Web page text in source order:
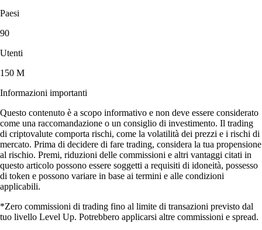
Paesi
90
Utenti
150 M
Informazioni importanti
Questo contenuto è a scopo informativo e non deve essere considerato
come una raccomandazione o un consiglio di investimento. Il trading
di criptovalute comporta rischi, come la volatilità dei prezzi e i rischi di
mercato. Prima di decidere di fare trading, considera la tua propensione
al rischio. Premi, riduzioni delle commissioni e altri vantaggi citati in
questo articolo possono essere soggetti a requisiti di idoneità, possesso
di token e possono variare in base ai termini e alle condizioni
applicabili.
*Zero commissioni di trading fino al limite di transazioni previsto dal
tuo livello Level Up. Potrebbero applicarsi altre commissioni e spread.